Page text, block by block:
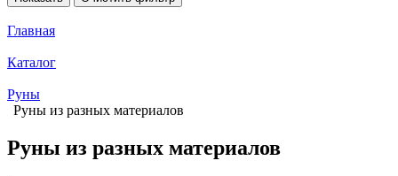
Главная
Каталог
Руны
Руны из разных материалов
Руны из разных материалов